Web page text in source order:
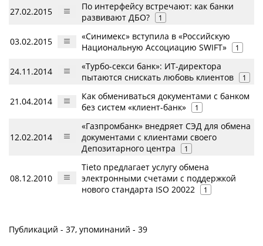
27.02.2015
По интерфейсу встречают: как банки
развивают ДБО?
1
03.02.2015
«Синимекс» вступила в «Российскую
Национальную Ассоциацию SWIFT»
1
24.11.2014
«Турбо-секси банк»: ИТ-директора
пытаются снискать любовь клиентов
1
21.04.2014
Как обмениваться документами с банком
без систем «клиент-банк»
1
12.02.2014
«Газпромбанк» внедряет СЭД для обмена
документами с клиентами своего
Депозитарного центра
1
08.12.2010
Tieto предлагает услугу обмена
электронными счетами с поддержкой
нового стандарта ISO 20022
1
Публикаций - 37, упоминаний - 39